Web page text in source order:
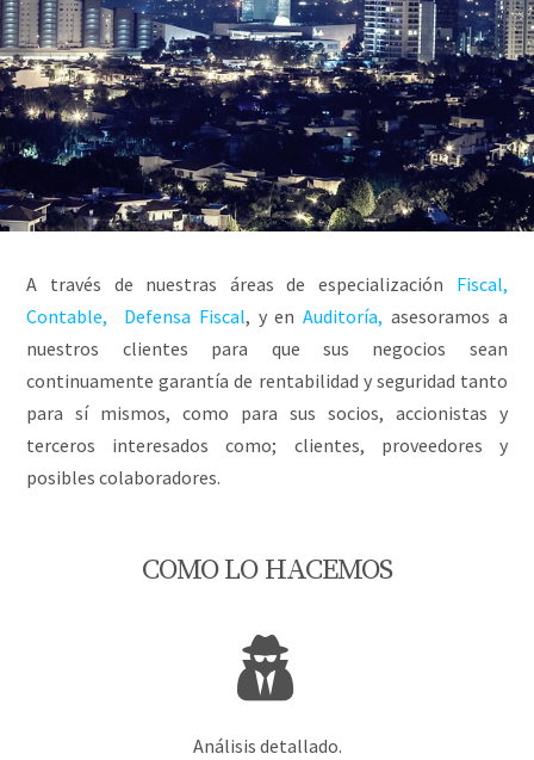
A través de nuestras áreas de especialización Fiscal,
Contable,
Defensa Fiscal, y enAuditoría, asesoramos a
nuestros clientes para que sus negocios sean
continuamente garantía de rentabilidad y seguridad tanto
para sí mismos, como para sus socios, accionistas y
terceros interesados como; clientes, proveedores y
posibles colaboradores.
COMO LO HACEMOS
Análisis detallado.